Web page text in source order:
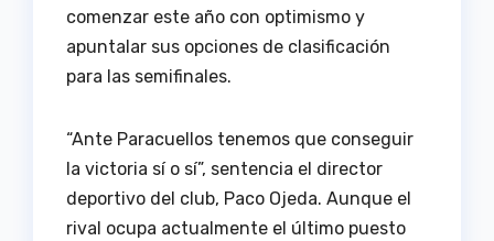
comenzar este año con optimismo y
apuntalar sus opciones de clasificación
para las semifinales.
“Ante Paracuellos tenemos que conseguir
la victoria sí o sí”, sentencia el director
deportivo del club, Paco Ojeda. Aunque el
rival ocupa actualmente el último puesto